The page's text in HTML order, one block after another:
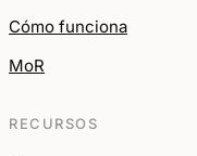
Cómo funciona
MoR
RECURSOS